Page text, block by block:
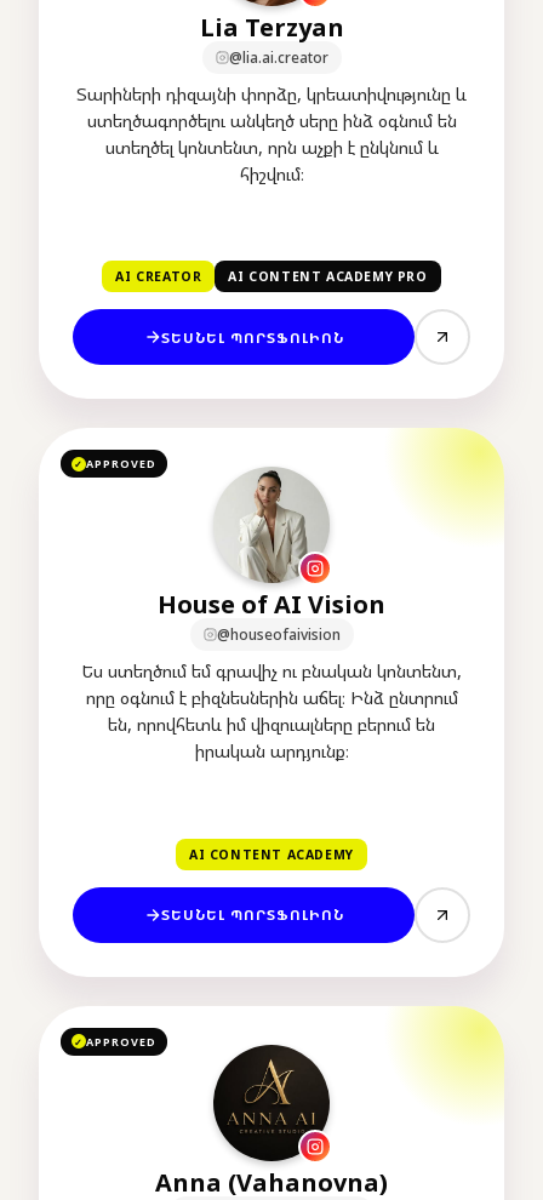
Lia Terzyan
@lia.ai.creator
Տարիների դիզայնի փորձը, կրեատիվությունը և
ստեղծագործելու անկեղծ սերը ինձ օգնում են
ստեղծել կոնտենտ, որն աչքի է ընկնում և
հիշվում։
AI CREATOR AI CONTENT ACADEMY PRO
ՏԵՍՆԵԼ ՊՈՐՏՖՈԼԻՈՆ
✓APPROVED
House of AI Vision
@houseofaivision
Ես ստեղծում եմ գրավիչ ու բնական կոնտենտ,
որը օգնում է բիզնեսներին աճել։ Ինձ ընտրում
են, որովհետև իմ վիզուալները բերում են
իրական արդյունք։
AI CONTENT ACADEMY
ՏԵՍՆԵԼ ՊՈՐՏՖՈԼԻՈՆ
✓ APPROVED
Anna (Vahanovna)